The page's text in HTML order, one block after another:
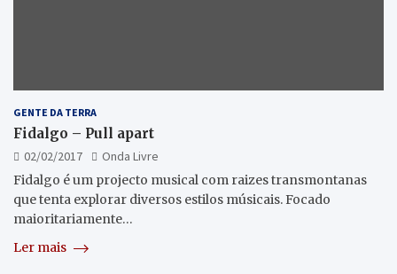
GENTE DA TERRA
Fidalgo – Pull apart
02/02/2017
Onda Livre
Fidalgo é um projecto musical com raizes transmontanas
que tenta explorar diversos estilos músicais. Focado
maioritariamente…
Ler mais